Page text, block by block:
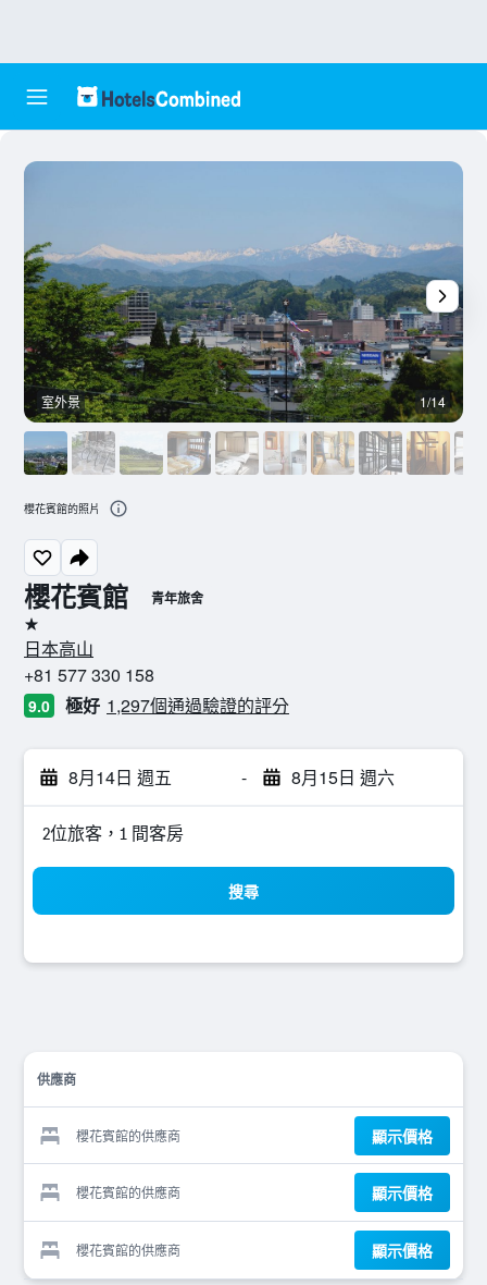
櫻花賓館 青年旅舍
1星級
日本高山
+81 577 330 158
9.0 極好 1,297個通過驗證的評分
8月14日 週五 - 8月15日 週六
2位旅客，1 間客房
搜尋
供應商
櫻花賓館的供應商 顯示價格
櫻花賓館的供應商 顯示價格
櫻花賓館的供應商 顯示價格
室外景 1/14
櫻花賓館的照片